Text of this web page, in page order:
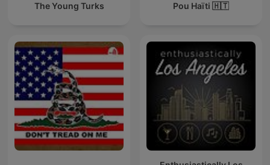
The Young Turks Pou Haïti 🇭🇹